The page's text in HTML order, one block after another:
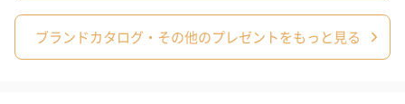
ブランドカタログ・その他のプレゼントをもっと見る